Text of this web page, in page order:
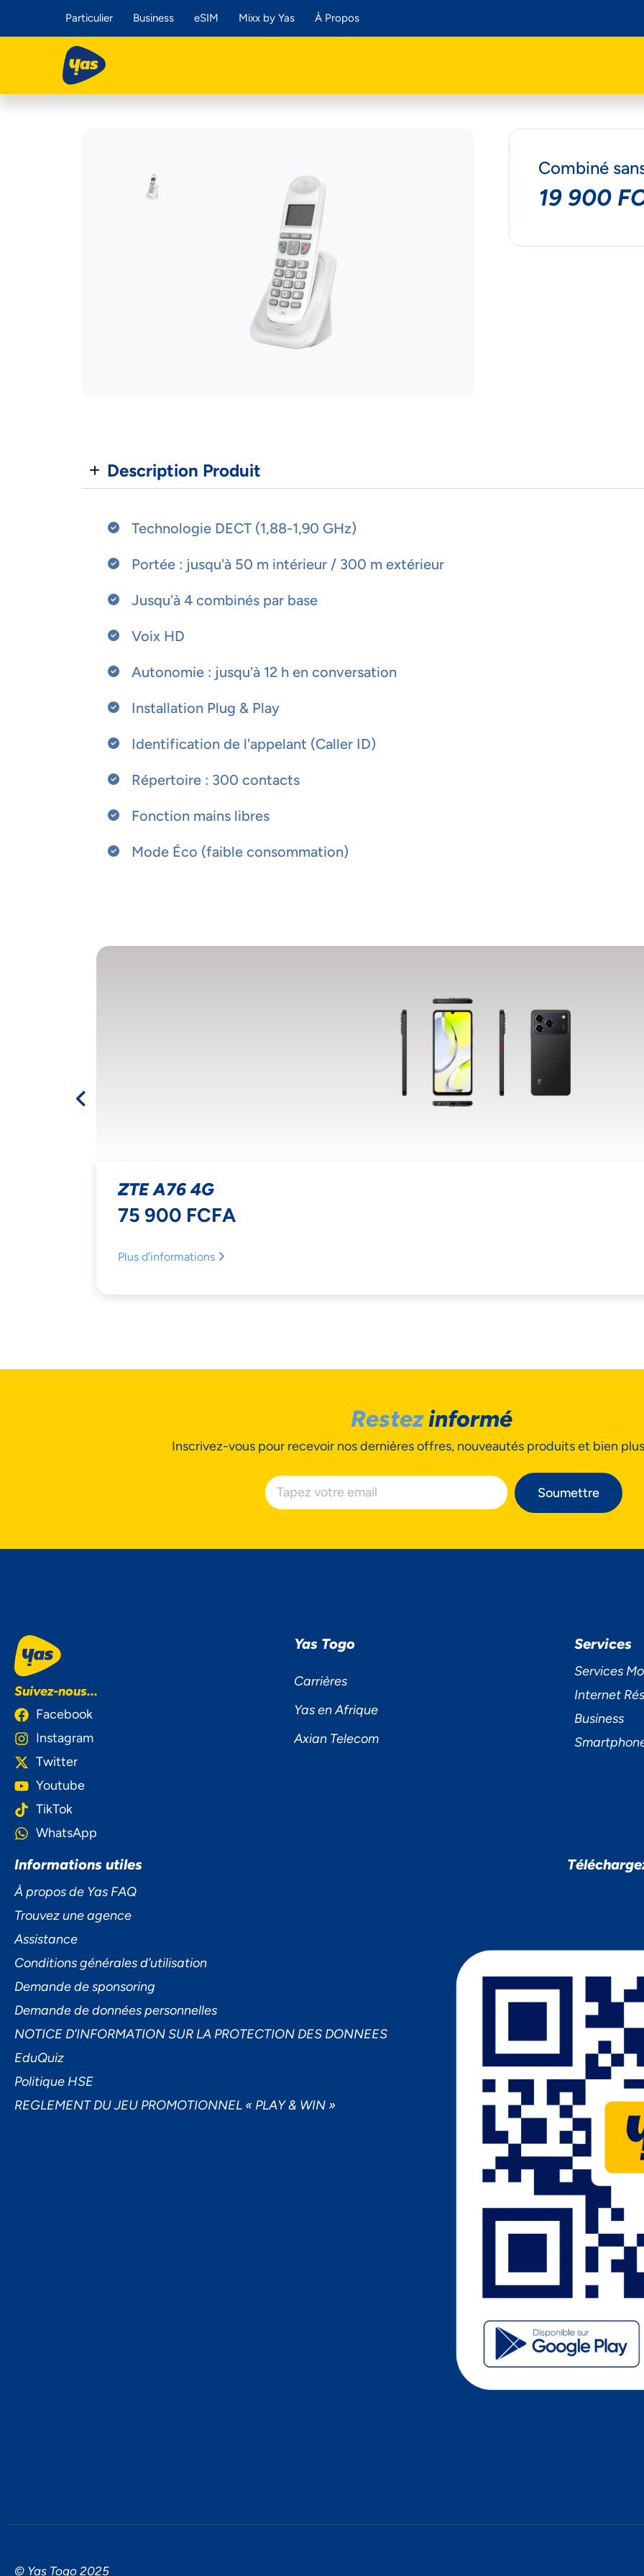
Particulier Business eSIM Mixx by Yas À Propos
Combiné
19 900
Description Produit
Technologie DECT (1,88-1,90 GHz)
Portée : jusqu'à 50 m intérieur / 300 m extérieur
Jusqu'à 4 combinés par base
Voix HD
Autonomie : jusqu'à 12 h en conversation
Installation Plug & Play
Identification de l'appelant (Caller ID)
Répertoire : 300 contacts
Fonction mains libres
Mode Éco (faible consommation)
ZTE A76 4G
75 900 FCFA
Plus d’informations
Restezinformé
Inscrivez-vous pour recevoir nos dernières offres, nouveautés produits et bien
Soumettre
Suivez-nous...
Facebook
Instagram
Twitter
Youtube
TikTok
WhatsApp
Yas Togo
Carrières
Yas en Afrique
Axian Telecom
Services
Services
Internet
Business
Informations utiles
À propos de Yas FAQ
Trouvez une agence
Assistance
Conditions générales d’utilisation
Demande de sponsoring
Demande de données personnelles
NOTICE D’INFORMATION SUR LA PROTECTION DES DONNEES
EduQuiz
Politique HSE
REGLEMENT DU JEU PROMOTIONNEL « PLAY & WIN »
© Yas Togo 2025
Accepter Decline Préférences